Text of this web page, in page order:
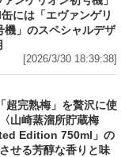
には「エヴァンゲリ
機」のスペシャルデザ
[2026/3/30 18:39:38]
超完熟梅」を贅沢に使
山崎蒸溜所貯蔵梅
Edition 750ml」の
せる芳醇な香りと味